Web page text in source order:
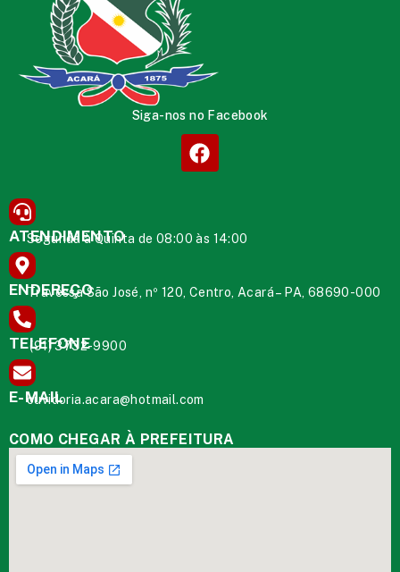
Siga-nos no Facebook
ATENDIMENTO
Segunda à Quinta de 08:00 às 14:00
ENDEREÇO
Travessa São José, nº 120, Centro, Acará – PA, 68690-000
TELEFONE
(91) 3732-9900
E-MAIL
ouvidoria.acara@hotmail.com
COMO CHEGAR À PREFEITURA